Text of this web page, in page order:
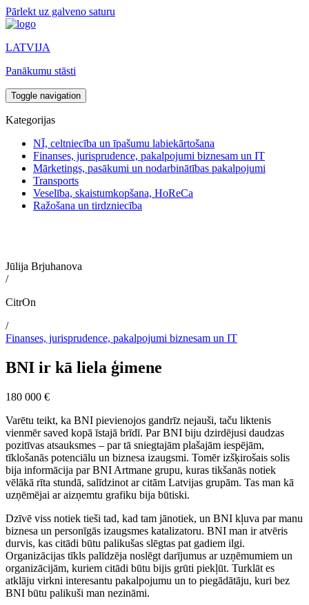
Pārlekt uz galveno saturu
LATVIJA
Panākumu stāsti
Toggle navigation
Kategorijas
NĪ, celtniecība un īpašumu labiekārtošana
Finanses, jurisprudence, pakalpojumi biznesam un IT
Mārketings, pasākumi un nodarbinātības pakalpojumi
Transports
Veselība, skaistumkopšana, HoReCa
Ražošana un tirdzniecība
Jūlija Brjuhanova
/
CitrOn
/
Finanses, jurisprudence, pakalpojumi biznesam un IT
BNI ir kā liela ģimene
180 000 €
Varētu teikt, ka BNI pievienojos gandrīz nejauši, taču liktenis
vienmēr saved kopā īstajā brīdī. Par BNI biju dzirdējusi daudzas
pozitīvas atsauksmes – par tā sniegtajām plašajām iespējām,
tīklošanās potenciālu un biznesa izaugsmi. Tomēr izšķirošais solis
bija informācija par BNI Artmane grupu, kuras tikšanās notiek
vēlākā rīta stundā, salīdzinot ar citām Latvijas grupām. Tas man kā
uzņēmējai ar aizņemtu grafiku bija būtiski.
Dzīvē viss notiek tieši tad, kad tam jānotiek, un BNI kļuva par manu
biznesa un personīgās izaugsmes katalizatoru. BNI man ir atvēris
durvis, kas citādi būtu palikušas slēgtas pat gadiem ilgi.
Organizācijas tīkls palīdzēja noslēgt darījumus ar uzņēmumiem un
organizācijām, kuriem citādi būtu bijis grūti piekļūt. Turklāt es
atklāju virkni interesantu pakalpojumu un to piegādātāju, kuri bez
BNI būtu palikuši man nezināmi.